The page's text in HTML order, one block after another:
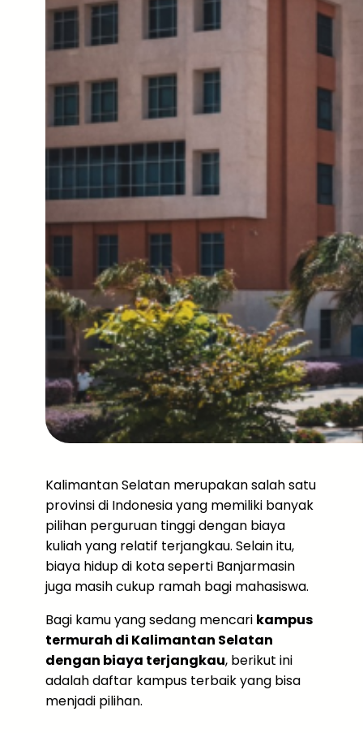
Kalimantan Selatan merupakan salah satu
provinsi di Indonesia yang memiliki banyak
pilihan perguruan tinggi dengan biaya
kuliah yang relatif terjangkau. Selain itu,
biaya hidup di kota seperti Banjarmasin
juga masih cukup ramah bagi mahasiswa.
Bagi kamu yang sedang mencari kampus
termurah di Kalimantan Selatan
dengan biaya terjangkau, berikut ini
adalah daftar kampus terbaik yang bisa
menjadi pilihan.